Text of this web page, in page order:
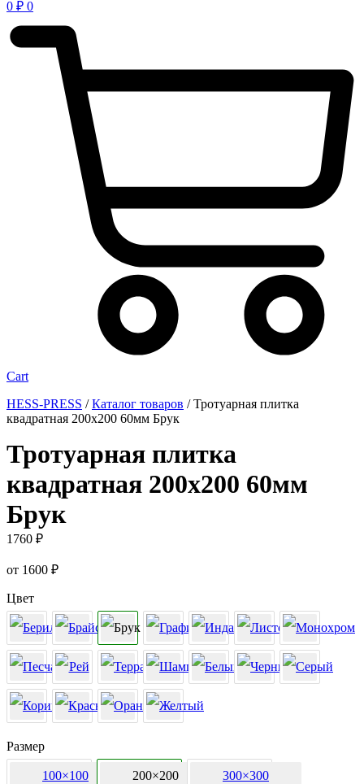
0 ₽ 0
Cart
HESS-PRESS /Каталог товаров /Тротуарная плитка
квадратная 200х200 60мм Брук
Тротуарная плитка
квадратная 200х200 60мм
Брук
1760 ₽
от 1600 ₽
Цвет
Размер
100×100 200×200 300×300